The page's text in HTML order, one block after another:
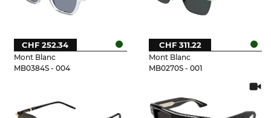
Mont Blanc
MB0384S - 004
CHF 252.34
Mont Blanc
MB0270S - 001
CHF 311.22